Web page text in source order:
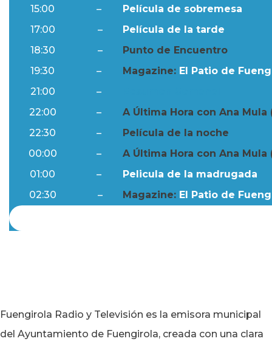
15:00 –
Película de sobremesa
17:00
–
Película de la tarde
18:30
–
Punto de Encuentro
19:30
– Magazine: El Patio de
21:00
–
22:00
–
A Última Hora con Ana Mula
22:30
–
Película de la noche
00:00
–
A Última Hora con Ana Mula
01:00
–
Pelicula de la madrugada
02:30
– Magazine: El Patio de
Fuengirola Radio y Televisión es la emisora municipal
del Ayuntamiento de Fuengirola, creada con una clara